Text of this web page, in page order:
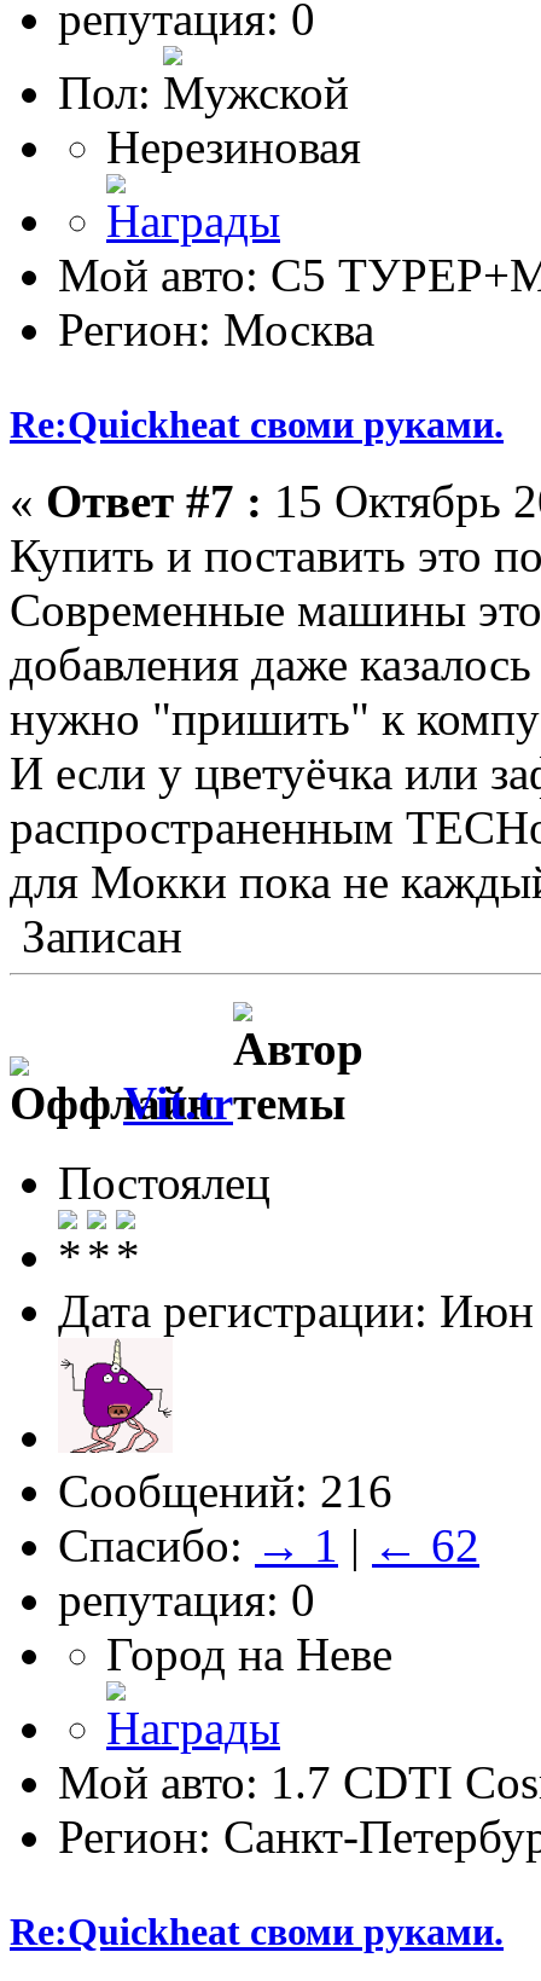
репутация: 0
Пол:
Нерезиновая
Мой авто: С5
Регион: Москва
Re:Quickheat своми руками.
« Ответ #7 : 15 Октябрь
Купить и поставить это
Современные машины
добавления даже
нужно "пришить" к
И если у цветуёчка или
распространенным
для Мокки пока не
Записан
Vit.tr
Постоялец
Дата регистрации:
Сообщений: 216
Спасибо: → 1 | ← 62
репутация: 0
Город на Неве
Мой авто: 1.7 CDTI
Регион: Санкт-
Re:Quickheat своми руками.